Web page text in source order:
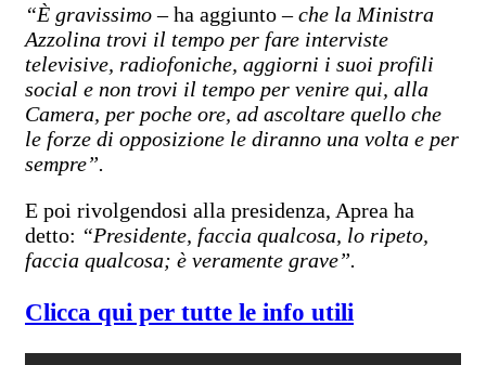
“È gravissimo– ha aggiunto –che la Ministra
Azzolina trovi il tempo per fare interviste
televisive, radiofoniche, aggiorni i suoi profili
social e non trovi il tempo per venire qui, alla
Camera, per poche ore, ad ascoltare quello che
le forze di opposizione le diranno una volta e per
sempre”.
E poi rivolgendosi alla presidenza, Aprea ha
detto: “Presidente, faccia qualcosa, lo ripeto,
faccia qualcosa; è veramente grave”.
Clicca qui per tutte le info utili